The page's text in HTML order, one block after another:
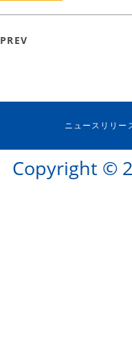
PREV
ニュースリリー
Copyright ©